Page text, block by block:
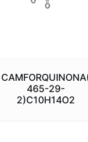
465-29-
2)C10H14O2